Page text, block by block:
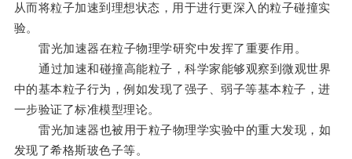
从而将粒子加速到理想状态，用于进行更深入的粒子碰撞实
验。
雷光加速器在粒子物理学研究中发挥了重要作用。
通过加速和碰撞高能粒子，科学家能够观察到微观世界
中的基本粒子行为，例如发现了强子、弱子等基本粒子，进
一步验证了标准模型理论。
雷光加速器也被用于粒子物理学实验中的重大发现，如
发现了希格斯玻色子等。